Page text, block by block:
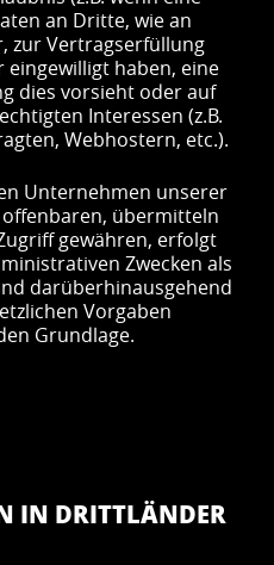
an Dritte, wie an
zur Vertragserfüllung
haben, eine
dies vorsieht oder auf
Interessen (z.B.
Webhostern, etc.).
Unternehmen unserer
übermitteln
gewähren, erfolgt
Zwecken als
darüberhinausgehend
Vorgaben
Grundlage.
IN DRITTLÄNDER